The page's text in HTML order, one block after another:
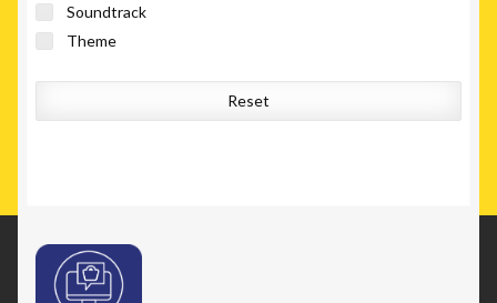
Soundtrack
Theme
Reset